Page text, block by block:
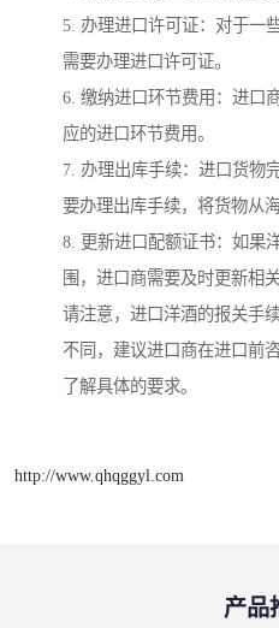
5. 办理进口许可证：对于一
需要办理进口许可证。
6. 缴纳进口环节费用：进口
应的进口环节费用。
7. 办理出库手续：进口货物
要办理出库手续，将货物从
8. 更新进口配额证书：如果
围，进口商需要及时更新相
请注意，进口洋酒的报关手
不同，建议进口商在进口前
了解具体的要求。
http://www.qhqggyl.com
产品